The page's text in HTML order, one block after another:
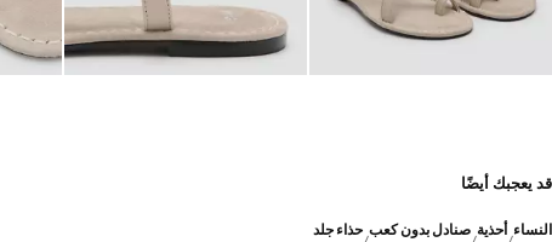
قد يعجبك أيضًا
النساء أحذية صنادل بدون كعب حذاء جلد